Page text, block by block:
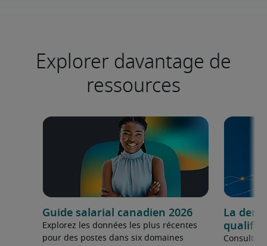
Explorer davantage de
ressources
Guide salarial canadien 2026
Explorez les données les plus récentes
pour des postes dans six domaines
La
qualifié
Consultez